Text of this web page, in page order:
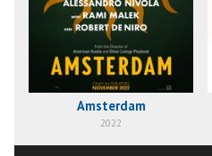
Amsterdam
2022